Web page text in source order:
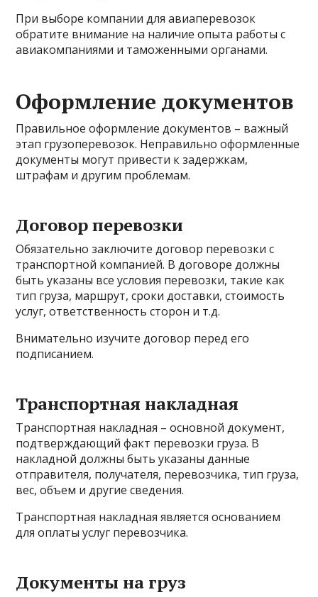
При выборе компании для авиаперевозок
обратите внимание на наличие опыта работы с
авиакомпаниями и таможенными органами.
Оформление документов
Правильное оформление документов – важный
этап грузоперевозок. Неправильно оформленные
документы могут привести к задержкам,
штрафам и другим проблемам.
Договор перевозки
Обязательно заключите договор перевозки с
транспортной компанией. В договоре должны
быть указаны все условия перевозки, такие как
тип груза, маршрут, сроки доставки, стоимость
услуг, ответственность сторон и т.д.
Внимательно изучите договор перед его
подписанием.
Транспортная накладная
Транспортная накладная – основной документ,
подтверждающий факт перевозки груза. В
накладной должны быть указаны данные
отправителя, получателя, перевозчика, тип груза,
вес, объем и другие сведения.
Транспортная накладная является основанием
для оплаты услуг перевозчика.
Документы на груз